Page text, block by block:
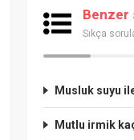
Benzer
Sıkça
Musluk suyu
Mutlu irmik